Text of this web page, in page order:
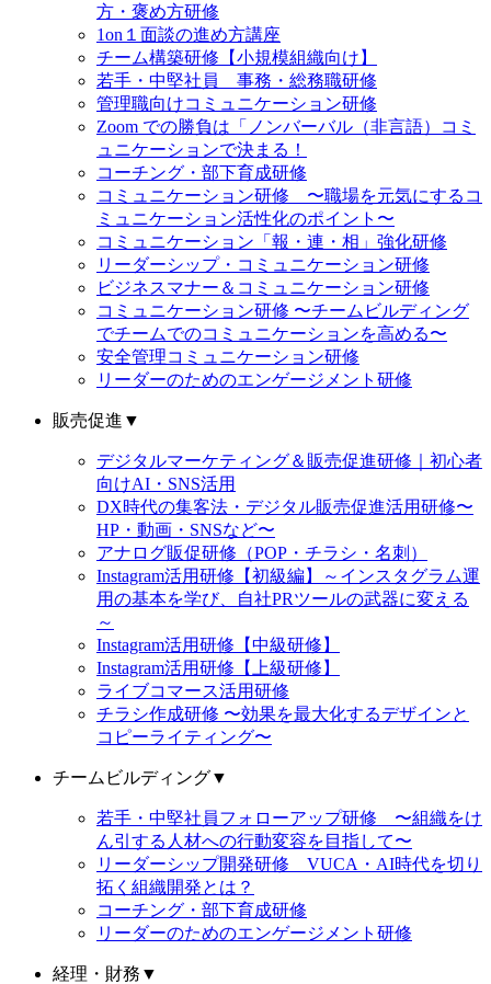
方・褒め方研修
1on１面談の進め方講座
チーム構築研修【小規模組織向け】
若手・中堅社員 事務・総務職研修
管理職向けコミュニケーション研修
Zoom での勝負は「ノンバーバル（非言語）コミ
ュニケーションで決まる！
コーチング・部下育成研修
コミュニケーション研修 〜職場を元気にするコ
ミュニケーション活性化のポイント〜
コミュニケーション「報・連・相」強化研修
リーダーシップ・コミュニケーション研修
ビジネスマナー＆コミュニケーション研修
コミュニケーション研修 〜チームビルディング
でチームでのコミュニケーションを高める〜
安全管理コミュニケーション研修
リーダーのためのエンゲージメント研修
販売促進 ▼
デジタルマーケティング＆販売促進研修｜初心者
向けAI・SNS活用
DX時代の集客法・デジタル販売促進活用研修〜
HP・動画・SNSなど〜
アナログ販促研修（POP・チラシ・名刺）
Instagram活用研修【初級編】～インスタグラム運
用の基本を学び、自社PRツールの武器に変える
～
Instagram活用研修【中級研修】
Instagram活用研修【上級研修】
ライブコマース活用研修
チラシ作成研修 〜効果を最大化するデザインと
コピーライティング〜
チームビルディング▼
若手・中堅社員フォローアップ研修 〜組織をけ
ん引する人材への行動変容を目指して〜
リーダーシップ開発研修 VUCA・AI時代を切り
拓く組織開発とは？
コーチング・部下育成研修
リーダーのためのエンゲージメント研修
経理・財務 ▼